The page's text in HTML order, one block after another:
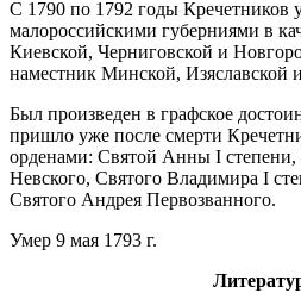
С 1790 по 1792 годы Кречетников
малороссийскими губерниями в
Киевской, Черниговской и
наместник Минской, Изяславской
Был произведен в графское
пришло уже после смерти
орденами: Святой Анны I степени,
Невского, Святого Владимира I
Святого Андрея Первозванного.
Умер 9 мая 1793 г.